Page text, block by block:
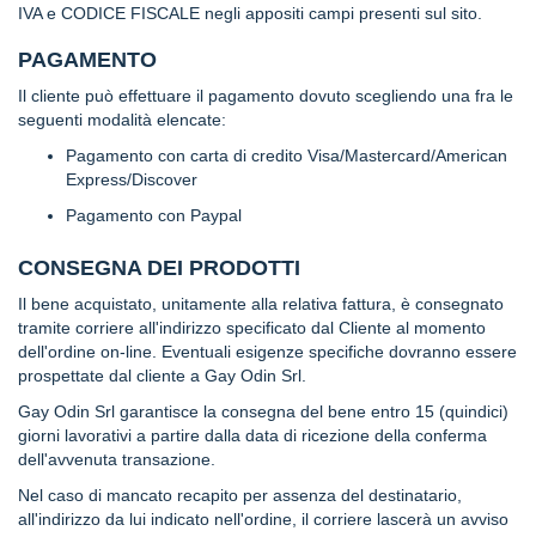
c
h
C
a
n
e
l
l
M
a
n
IVA e CODICE FISCALE negli appositi campi presenti sul sito.
PAGAMENTO
Il cliente può effettuare il pagamento dovuto scegliendo una fra le
seguenti modalità elencate:
Pagamento con carta di credito Visa/Mastercard/American
Express/Discover
Pagamento con Paypal
CONSEGNA DEI PRODOTTI
Il bene acquistato, unitamente alla relativa fattura, è consegnato
tramite corriere all'indirizzo specificato dal Cliente al momento
dell'ordine on-line. Eventuali esigenze specifiche dovranno essere
prospettate dal cliente a Gay Odin Srl.
Gay Odin Srl garantisce la consegna del bene entro 15 (quindici)
giorni lavorativi a partire dalla data di ricezione della conferma
dell'avvenuta transazione.
Nel caso di mancato recapito per assenza del destinatario,
all'indirizzo da lui indicato nell'ordine, il corriere lascerà un avviso